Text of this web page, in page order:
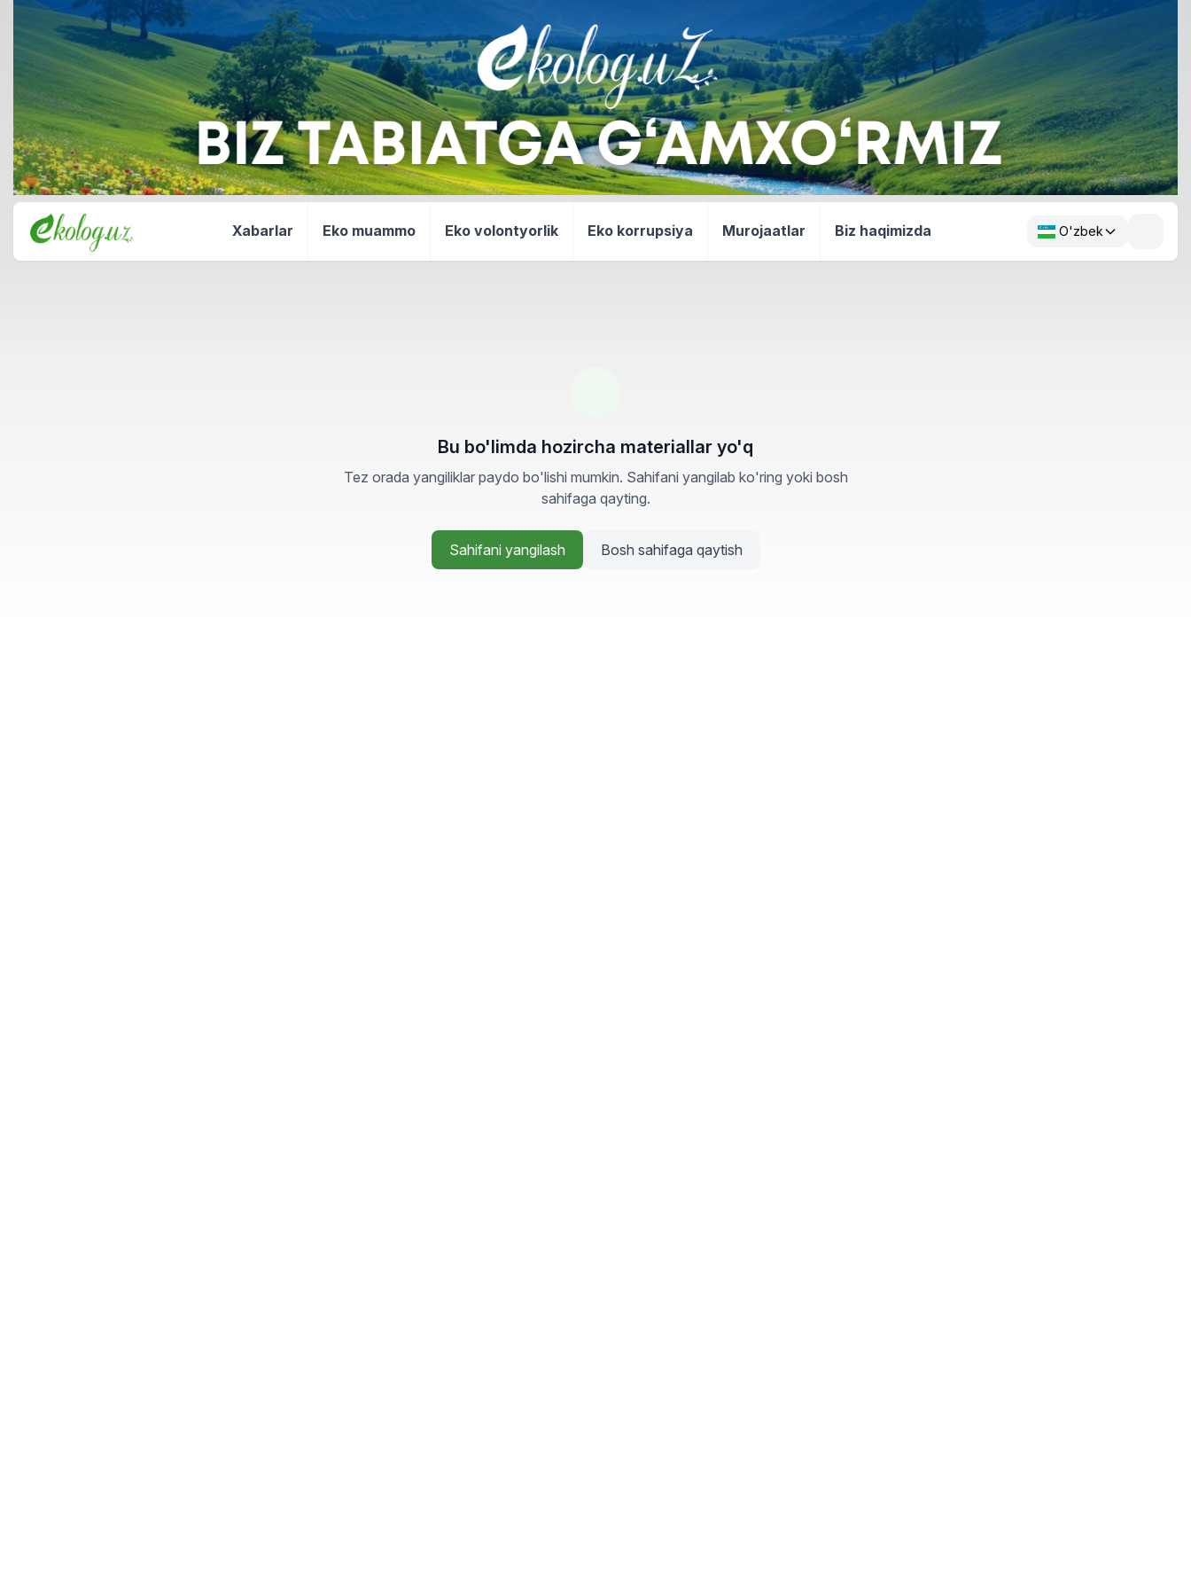
Xabarlar Eko muammo Eko volontyorlik Eko korrupsiya Murojaatlar Biz haqimizda O'zbek
Bu bo'limda hozircha materiallar yo'q
Tez orada yangiliklar paydo bo'lishi mumkin. Sahifani yangilab ko'ring yoki bosh
sahifaga qayting.
Sahifani yangilash Bosh sahifaga qaytish